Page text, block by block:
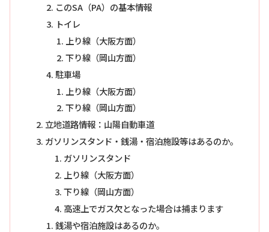
このSA（PA）の基本情報
トイレ
上り線（大阪方面）
下り線（岡山方面）
駐車場
上り線（大阪方面）
下り線（岡山方面）
立地道路情報：山陽自動車道
ガソリンスタンド・銭湯・宿泊施設等はあるのか。
ガソリンスタンド
上り線（大阪方面）
下り線（岡山方面）
高速上でガス欠となった場合は捕まります
銭湯や宿泊施設はあるのか。